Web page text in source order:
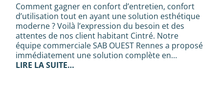
Comment gagner en confort d’entretien, confort
d’utilisation tout en ayant une solution esthétique
moderne ? Voilà l’expression du besoin et des
attentes de nos client habitant Cintré. Notre
équipe commerciale SAB OUEST Rennes a proposé
immédiatement une solution complète en…
LIRE LA SUITE…